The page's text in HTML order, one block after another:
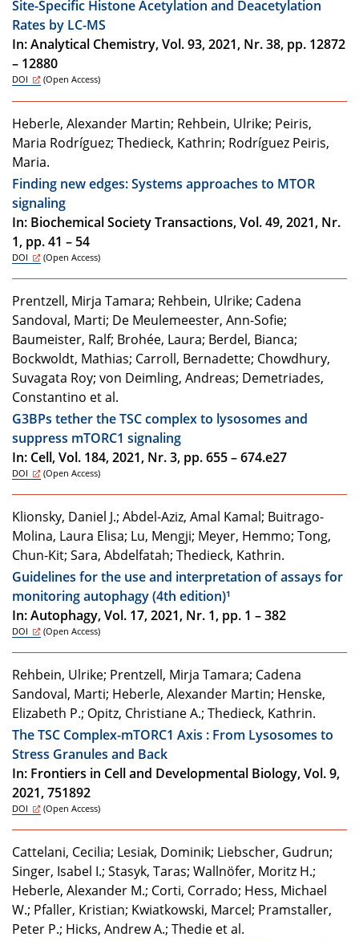
Site-Specific Histone Acetylation and Deacetylation
Rates by LC-MS
In: Analytical Chemistry, Vol. 93, 2021, Nr. 38, pp. 12872
– 12880
DOI (Open Access)
Heberle, Alexander Martin; Rehbein, Ulrike; Peiris,
Maria Rodríguez; Thedieck, Kathrin; Rodríguez Peiris,
Maria.
Finding new edges: Systems approaches to MTOR
signaling
In: Biochemical Society Transactions, Vol. 49, 2021, Nr.
1, pp. 41 – 54
DOI (Open Access)
Prentzell, Mirja Tamara; Rehbein, Ulrike; Cadena
Sandoval, Marti; De Meulemeester, Ann-Sofie;
Baumeister, Ralf; Brohée, Laura; Berdel, Bianca;
Bockwoldt, Mathias; Carroll, Bernadette; Chowdhury,
Suvagata Roy; von Deimling, Andreas; Demetriades,
Constantino et al.
G3BPs tether the TSC complex to lysosomes and
suppress mTORC1 signaling
In: Cell, Vol. 184, 2021, Nr. 3, pp. 655 – 674.e27
DOI (Open Access)
Klionsky, Daniel J.; Abdel-Aziz, Amal Kamal; Buitrago-
Molina, Laura Elisa; Lu, Mengji; Meyer, Hemmo; Tong,
Chun-Kit; Sara, Abdelfatah; Thedieck, Kathrin.
Guidelines for the use and interpretation of assays for
monitoring autophagy (4th edition)¹
In: Autophagy, Vol. 17, 2021, Nr. 1, pp. 1 – 382
DOI (Open Access)
Rehbein, Ulrike; Prentzell, Mirja Tamara; Cadena
Sandoval, Marti; Heberle, Alexander Martin; Henske,
Elizabeth P.; Opitz, Christiane A.; Thedieck, Kathrin.
The TSC Complex-mTORC1 Axis : From Lysosomes to
Stress Granules and Back
In: Frontiers in Cell and Developmental Biology, Vol. 9,
2021, 751892
DOI (Open Access)
Cattelani, Cecilia; Lesiak, Dominik; Liebscher, Gudrun;
Singer, Isabel I.; Stasyk, Taras; Wallnöfer, Moritz H.;
Heberle, Alexander M.; Corti, Corrado; Hess, Michael
W.; Pfaller, Kristian; Kwiatkowski, Marcel; Pramstaller,
Peter P.; Hicks, Andrew A.; Thedie et al.